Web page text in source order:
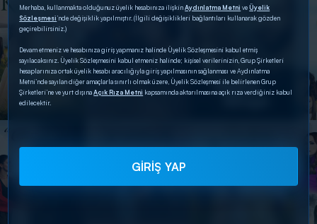
Merhaba, kullanmakta olduğunuz üyelik hesabınıza ilişkinAydınlatma Metni veÜyelik
Sözleşmesi’nde değişiklik yapılmıştır. (İlgili değişiklikleri bağlantıları kullanarak gözden
geçirebilirsiniz.)
Devam etmeniz ve hesabınıza giriş yapmanız halinde Üyelik Sözleşmesini kabul etmiş
sayılacaksınız. Üyelik Sözleşmesini kabul etmeniz halinde; kişisel verilerinizin, Grup Şirketleri
hesaplarınıza ortak üyelik hesabı aracılığıyla giriş yapılmasının sağlanması ve Aydınlatma
Metni’nde sayılan diğer amaçlarla sınırlı olmak üzere, Üyelik Sözleşmesi ile belirlenen Grup
Şirketleri’ne ve yurt dışınaAçık Rıza Metni kapsamında aktarılmasına açık rıza verdiğiniz kabul
edilecektir.
GİRİŞ YAP